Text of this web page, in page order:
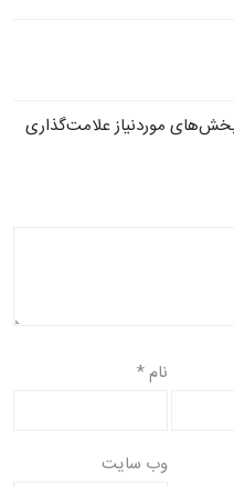
موردنیاز علامت‌گذاری
نام*
وب‌ سایت